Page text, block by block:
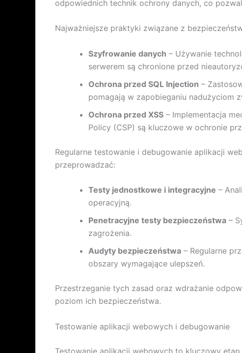
odpowiednich technik ochrony danych, co
Najważniejsze praktyki związane z
Szyfrowanie danych – Używanie
serwerem są chronione przed
Ochrona przed SQL Injection –
pomagają w zapobieganiu nadużyciom
Ochrona przed XSS – Implementacja
Policy (CSP) są kluczowe w ochronie
Regularne testowanie i debugowanie aplikacji
przeprowadzać:
Testy jednostkowe i integracyjne –
operacyjną.
Penetracyjne testy bezpieczeństwa –
zagrożenia.
Audyty bezpieczeństwa – Regularne
obszary wymagające ulepszeń.
Przestrzeganie tych zasad oraz wdrażanie
poziom ich bezpieczeństwa.
Testowanie aplikacji webowych i debugowanie